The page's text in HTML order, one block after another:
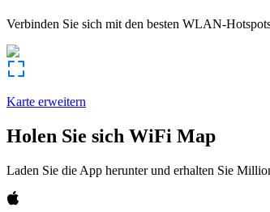
Verbinden Sie sich mit den besten WLAN-
Karte erweitern
Holen Sie sich WiFi Map
Laden Sie die App herunter und erhalten Sie